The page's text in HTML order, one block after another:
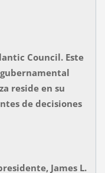
Council. Este
reside en su
de decisiones
James L.